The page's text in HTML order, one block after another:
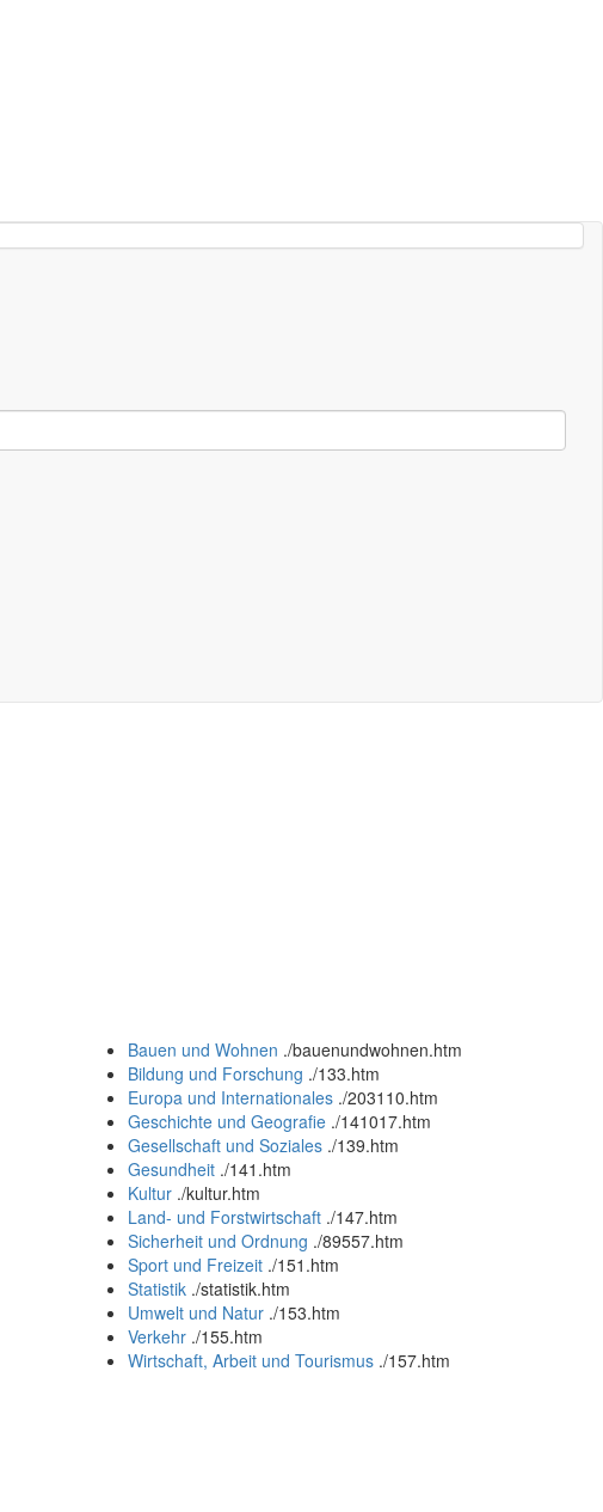
Bauen und Wohnen ./bauenundwohnen.htm
Bildung und Forschung ./133.htm
Europa und Internationales ./203110.htm
Geschichte und Geografie ./141017.htm
Gesellschaft und Soziales ./139.htm
Gesundheit ./141.htm
Kultur ./kultur.htm
Land- und Forstwirtschaft ./147.htm
Sicherheit und Ordnung ./89557.htm
Sport und Freizeit ./151.htm
Statistik ./statistik.htm
Umwelt und Natur ./153.htm
Verkehr ./155.htm
Wirtschaft, Arbeit und Tourismus ./157.htm